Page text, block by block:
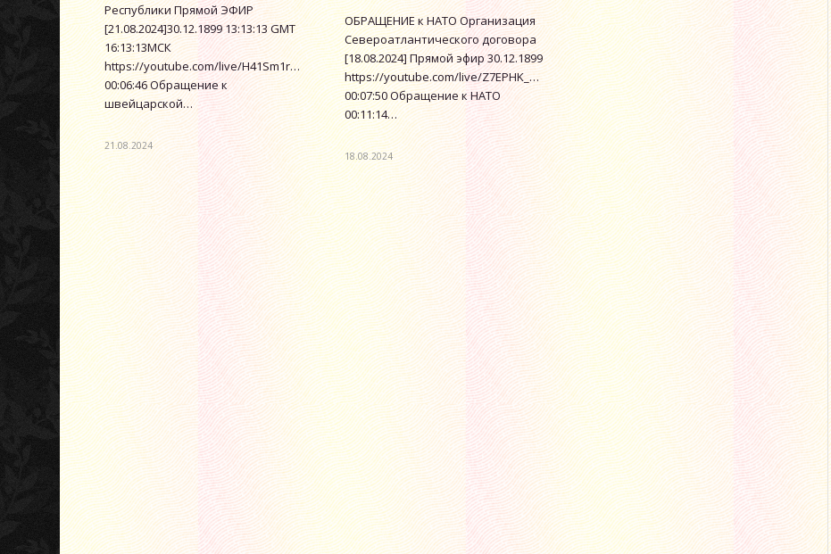
Республики Прямой ЭФИР
[21.08.2024]30.12.1899 13:13:13 GMT
16:13:13МСК
https://youtube.com/live/H41Sm1rFscA
00:06:46 Обращение к
швейцарской…
21.08.2024
ОБРАЩЕНИЕ к НАТО Организация
Североатлантического договора
[18.08.2024] Прямой эфир 30.12.1899
https://youtube.com/live/Z7EPHK_Alww
00:07:50 Обращение к НАТО
00:11:14…
18.08.2024